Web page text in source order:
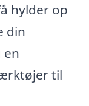
hylder op
din
en
til